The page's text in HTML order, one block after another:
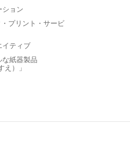
ション
・プリント・サービ
イティブ
な紙器製品
え）」